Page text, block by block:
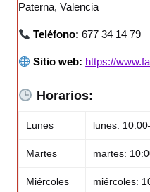
Paterna, Valencia
Teléfono: 677 34 14 79
Sitio web: https://
Horarios:
Lunes lunes:
Martes martes:
Miércoles miércoles: